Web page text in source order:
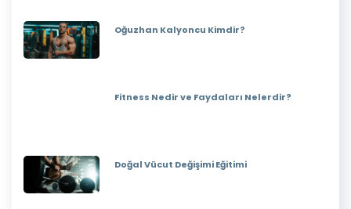
Oğuzhan Kalyoncu Kimdir?
Fitness Nedir ve Faydaları Nelerdir?
Doğal Vücut Değişimi Eğitimi